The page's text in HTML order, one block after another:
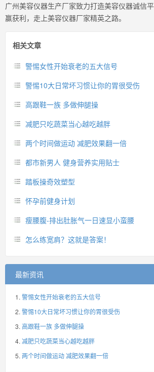
广州美容仪器生产厂家致力打造美容仪器诚信
赢获利，走上美容仪器厂家精英之路。
相关文章
警惕女性开始衰老的五大信号
警惕10大日常坏习惯让你的胃很受伤
高跟鞋一族 多做伸腿操
减肥只吃蔬菜当心越吃越胖
两个时间做运动 减肥效果翻一倍
都市新男人 健身营养实用贴士
踏板操奇效塑型
怀孕前健身计划
瘦腰腹-排出肚胀气一日速显小蛮腰
怎么练宽肩？这就是答案！
最新资讯
警惕女性开始衰老的五大信号
警惕10大日常坏习惯让你的胃很受伤
高跟鞋一族 多做伸腿操
减肥只吃蔬菜当心越吃越胖
两个时间做运动 减肥效果翻一倍